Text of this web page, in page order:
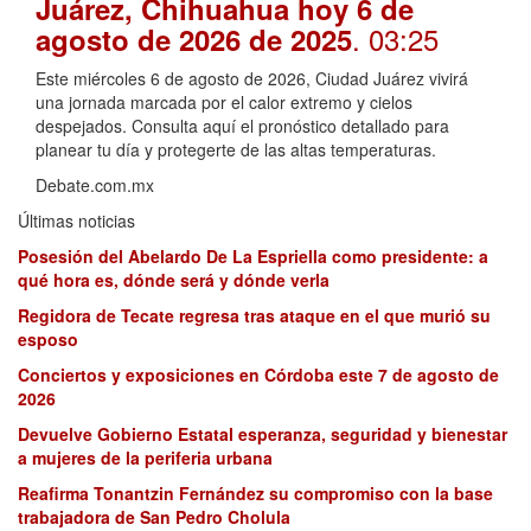
Juárez, Chihuahua hoy 6 de
agosto de 2026 de 2025. 03:25
Este miércoles 6 de agosto de 2026, Ciudad Juárez vivirá
una jornada marcada por el calor extremo y cielos
despejados. Consulta aquí el pronóstico detallado para
planear tu día y protegerte de las altas temperaturas.
Debate.com.mx
Últimas noticias
Posesión del Abelardo De La Espriella como presidente: a
qué hora es, dónde será y dónde verla
Regidora de Tecate regresa tras ataque en el que murió su
esposo
Conciertos y exposiciones en Córdoba este 7 de agosto de
2026
Devuelve Gobierno Estatal esperanza, seguridad y bienestar
a mujeres de la periferia urbana
Reafirma Tonantzin Fernández su compromiso con la base
trabajadora de San Pedro Cholula